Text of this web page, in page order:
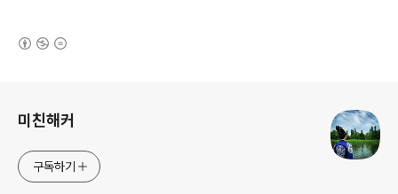
미친해커
구독하기